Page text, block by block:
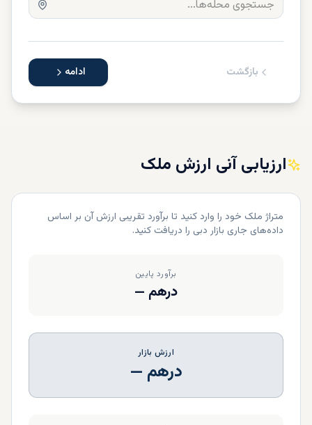
بازگشت ادامه
ارزیابی آنی ارزش ملک
متراژ ملک خود را وارد کنید تا برآورد تقریبی ارزش آن بر اساس
داده‌های جاری بازار دبی را دریافت کنید.
برآورد پایین
درهم —
ارزش بازار
درهم —